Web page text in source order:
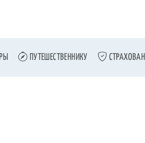
ПУТЕШЕСТВЕННИКУ